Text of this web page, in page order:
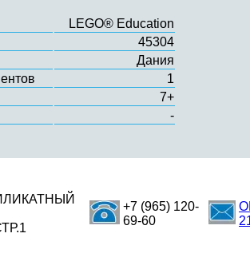
LEGO® Education
45304
Дания
1
7+
-
+7 (965) 120-
69-60